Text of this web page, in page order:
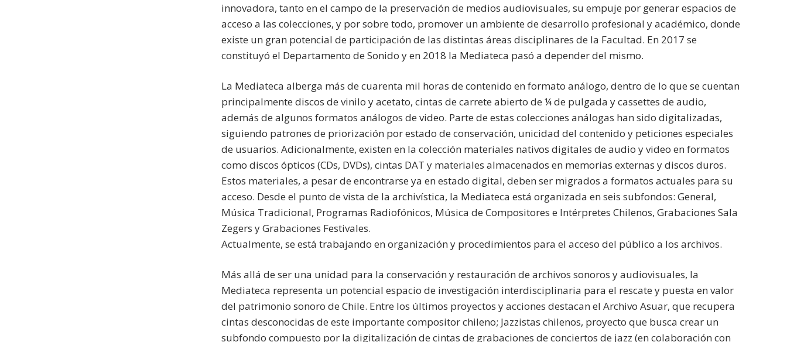
innovadora, tanto en el campo de la preservación de medios audiovisuales, su empuje por generar espacios de
acceso a las colecciones, y por sobre todo, promover un ambiente de desarrollo profesional y académico, donde
existe un gran potencial de participación de las distintas áreas disciplinares de la Facultad. En 2017 se
constituyó el Departamento de Sonido y en 2018 la Mediateca pasó a depender del mismo.
La Mediateca alberga más de cuarenta mil horas de contenido en formato análogo, dentro de lo que se cuentan
principalmente discos de vinilo y acetato, cintas de carrete abierto de ¼ de pulgada y cassettes de audio,
además de algunos formatos análogos de video. Parte de estas colecciones análogas han sido digitalizadas,
siguiendo patrones de priorización por estado de conservación, unicidad del contenido y peticiones especiales
de usuarios. Adicionalmente, existen en la colección materiales nativos digitales de audio y video en formatos
como discos ópticos (CDs, DVDs), cintas DAT y materiales almacenados en memorias externas y discos duros.
Estos materiales, a pesar de encontrarse ya en estado digital, deben ser migrados a formatos actuales para su
acceso. Desde el punto de vista de la archivística, la Mediateca está organizada en seis subfondos: General,
Música Tradicional, Programas Radiofónicos, Música de Compositores e Intérpretes Chilenos, Grabaciones Sala
Zegers y Grabaciones Festivales.
Actualmente, se está trabajando en organización y procedimientos para el acceso del público a los archivos.
Más allá de ser una unidad para la conservación y restauración de archivos sonoros y audiovisuales, la
Mediateca representa un potencial espacio de investigación interdisciplinaria para el rescate y puesta en valor
del patrimonio sonoro de Chile. Entre los últimos proyectos y acciones destacan el Archivo Asuar, que recupera
cintas desconocidas de este importante compositor chileno; Jazzistas chilenos, proyecto que busca crear un
subfondo compuesto por la digitalización de cintas de grabaciones de conciertos de jazz (en colaboración con